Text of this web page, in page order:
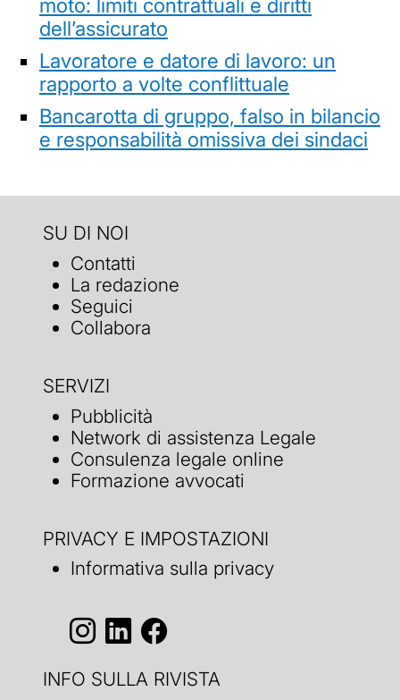
moto: limiti contrattuali e diritti
dell’assicurato
Lavoratore e datore di lavoro: un
rapporto a volte conflittuale
Bancarotta di gruppo, falso in bilancio
e responsabilità omissiva dei sindaci
SU DI NOI
Contatti
La redazione
Seguici
Collabora
SERVIZI
Pubblicità
Network di assistenza Legale
Consulenza legale online
Formazione avvocati
PRIVACY E IMPOSTAZIONI
Informativa sulla privacy
INFO SULLA RIVISTA